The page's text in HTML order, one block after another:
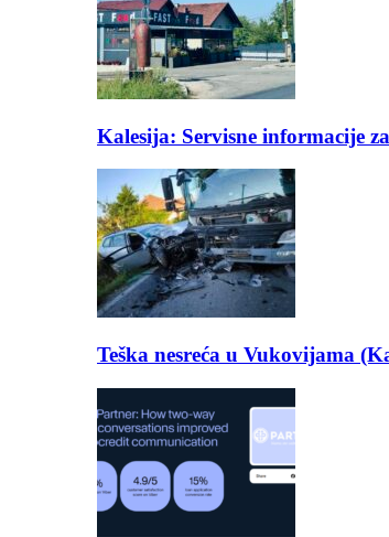
Kalesija: Servisne informacije
Teška nesreća u Vukovijama